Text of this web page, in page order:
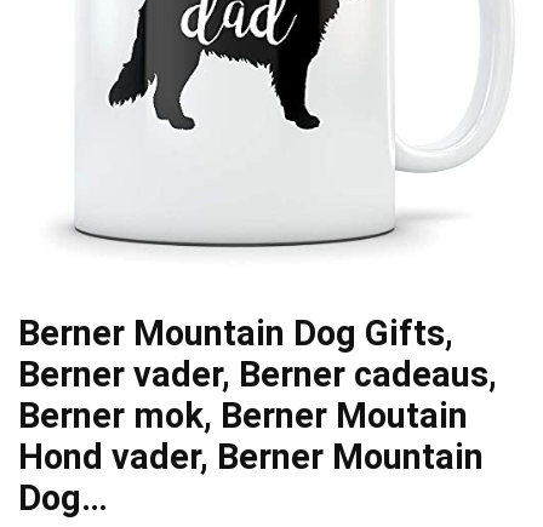
Berner Mountain Dog Gifts,
Berner vader, Berner cadeaus,
Berner mok, Berner Moutain
Hond vader, Berner Mountain
Dog…